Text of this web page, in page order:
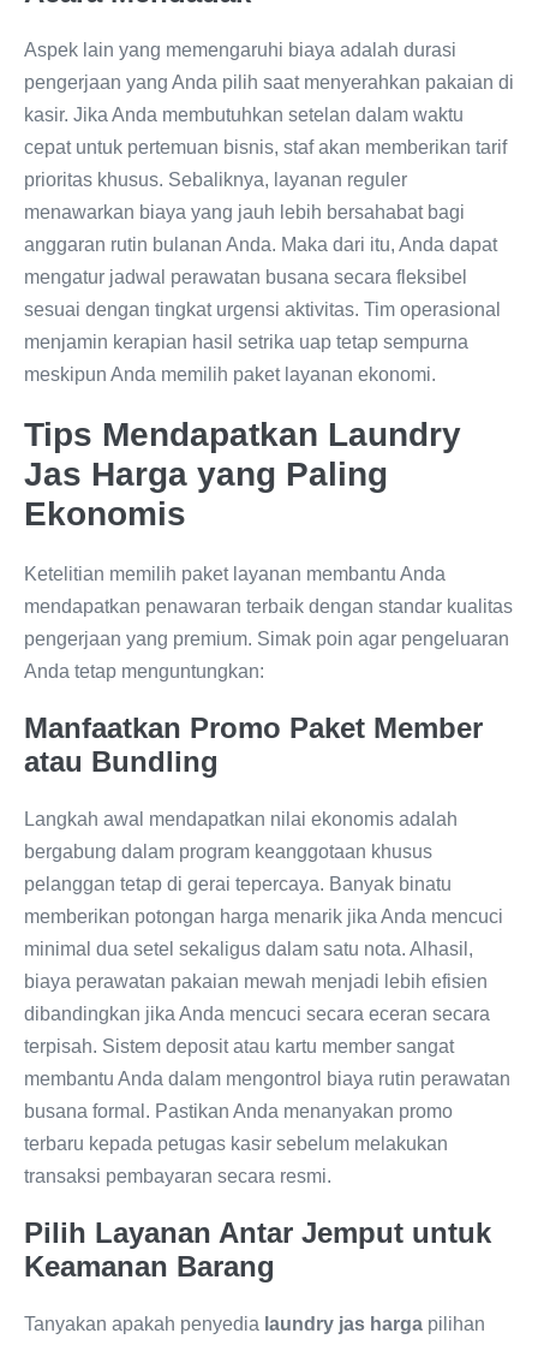
Aspek lain yang memengaruhi biaya adalah durasi
pengerjaan yang Anda pilih saat menyerahkan pakaian di
kasir. Jika Anda membutuhkan setelan dalam waktu
cepat untuk pertemuan bisnis, staf akan memberikan tarif
prioritas khusus. Sebaliknya, layanan reguler
menawarkan biaya yang jauh lebih bersahabat bagi
anggaran rutin bulanan Anda. Maka dari itu, Anda dapat
mengatur jadwal perawatan busana secara fleksibel
sesuai dengan tingkat urgensi aktivitas. Tim operasional
menjamin kerapian hasil setrika uap tetap sempurna
meskipun Anda memilih paket layanan ekonomi.
Tips Mendapatkan Laundry
Jas Harga yang Paling
Ekonomis
Ketelitian memilih paket layanan membantu Anda
mendapatkan penawaran terbaik dengan standar kualitas
pengerjaan yang premium. Simak poin agar pengeluaran
Anda tetap menguntungkan:
Manfaatkan Promo Paket Member
atau Bundling
Langkah awal mendapatkan nilai ekonomis adalah
bergabung dalam program keanggotaan khusus
pelanggan tetap di gerai tepercaya. Banyak binatu
memberikan potongan harga menarik jika Anda mencuci
minimal dua setel sekaligus dalam satu nota. Alhasil,
biaya perawatan pakaian mewah menjadi lebih efisien
dibandingkan jika Anda mencuci secara eceran secara
terpisah. Sistem deposit atau kartu member sangat
membantu Anda dalam mengontrol biaya rutin perawatan
busana formal. Pastikan Anda menanyakan promo
terbaru kepada petugas kasir sebelum melakukan
transaksi pembayaran secara resmi.
Pilih Layanan Antar Jemput untuk
Keamanan Barang
Tanyakan apakah penyedia laundry jas harga pilihan